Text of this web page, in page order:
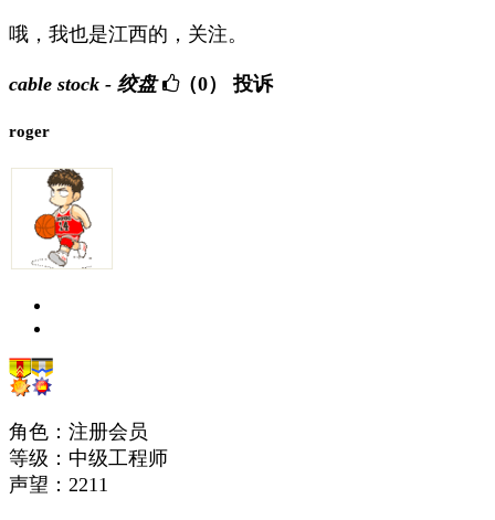
哦，我也是江西的，关注。
cable stock - 绞盘 （0） 投诉
roger
角色：注册会员
等级：中级工程师
声望： 2211